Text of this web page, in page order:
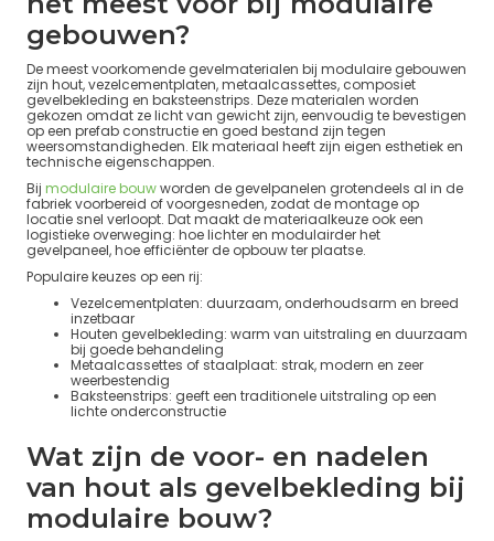
gebouwen?
De meest voorkomende gevelmaterialen bij modulaire gebouwen
zijn hout, vezelcementplaten, metaalcassettes, composiet
gevelbekleding en baksteenstrips. Deze materialen worden
gekozen omdat ze licht van gewicht zijn, eenvoudig te bevestigen
op een prefab constructie en goed bestand zijn tegen
weersomstandigheden. Elk materiaal heeft zijn eigen esthetiek en
technische eigenschappen.
Bij modulaire bouwworden de gevelpanelen grotendeels al in de
fabriek voorbereid of voorgesneden, zodat de montage op
locatie snel verloopt. Dat maakt de materiaalkeuze ook een
logistieke overweging: hoe lichter en modulairder het
gevelpaneel, hoe efficiënter de opbouw ter plaatse.
Populaire keuzes op een rij:
Vezelcementplaten: duurzaam, onderhoudsarm en breed
inzetbaar
Houten gevelbekleding: warm van uitstraling en duurzaam
bij goede behandeling
Metaalcassettes of staalplaat: strak, modern en zeer
weerbestendig
Baksteenstrips: geeft een traditionele uitstraling op een
lichte onderconstructie
Wat zijn de voor- en nadelen
van hout als gevelbekleding bij
modulaire bouw?